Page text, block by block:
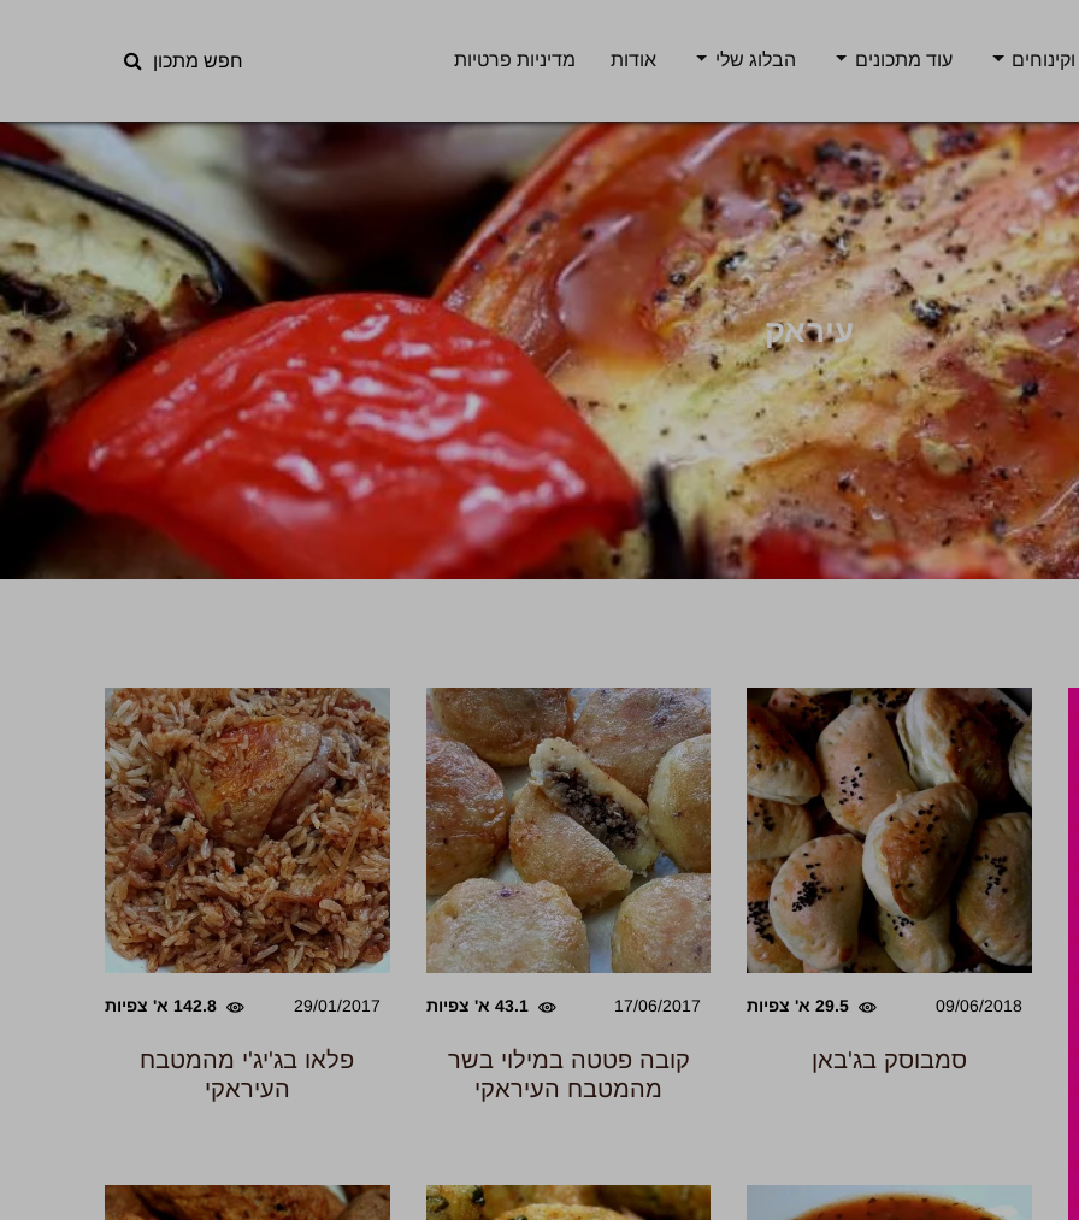
עוד מתכונים הבלוג שלי אודות מדיניות פרטיות חפש מתכון
עיראק
09/06/2018 29.5 א' צפיות
סמבוסק בג'באן
17/06/2017 43.1 א' צפיות
קובה פטטה במילוי בשר
מהמטבח העיראקי
29/01/2017 142.8 א' צפיות
פלאו בג'יג'י מהמטבח
העיראקי